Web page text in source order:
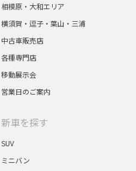
相模原・大和エリア
横須賀・逗子・葉山・三浦
中古車販売店
各種専門店
移動展示会
営業日のご案内
新車を探す
SUV
ミニバン